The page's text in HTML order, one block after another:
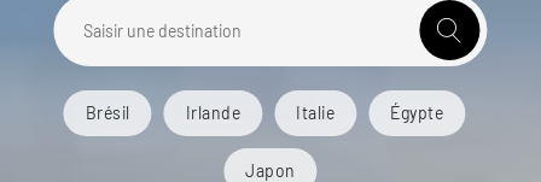
Brésil Irlande Italie Égypte
Japon